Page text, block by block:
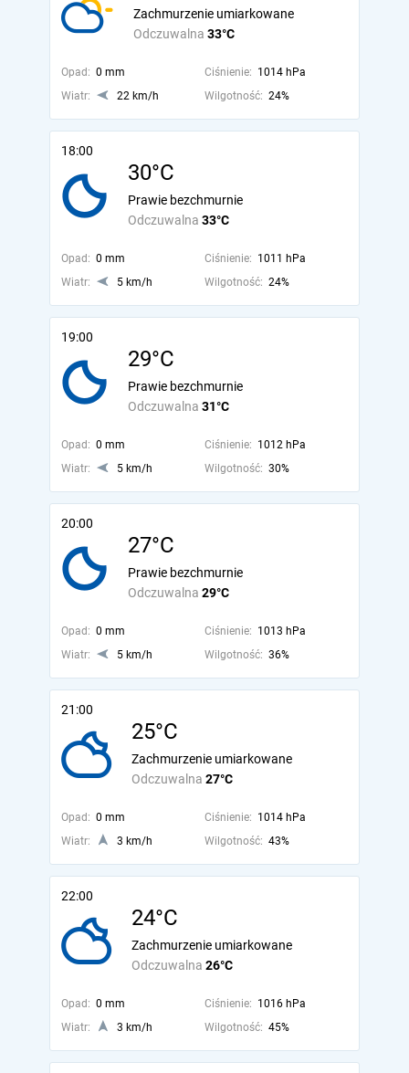
Odczuwalna 33°C
Zachmurzenie umiarkowane
Opad: 0 mm Ciśnienie: 1014 hPa
Wiatr:
22 km/h Wilgotność: 24%
18:00
30°C
Odczuwalna 33°C
Prawie bezchmurnie
Opad: 0 mm Ciśnienie: 1011 hPa
Wiatr:
5 km/h Wilgotność: 24%
19:00
29°C
Odczuwalna 31°C
Prawie bezchmurnie
Opad: 0 mm Ciśnienie: 1012 hPa
Wiatr:
5 km/h Wilgotność: 30%
20:00
27°C
Odczuwalna 29°C
Prawie bezchmurnie
Opad: 0 mm Ciśnienie: 1013 hPa
Wiatr:
5 km/h Wilgotność: 36%
21:00
25°C
Odczuwalna 27°C
Zachmurzenie umiarkowane
Opad: 0 mm Ciśnienie: 1014 hPa
Wiatr:
3 km/h Wilgotność: 43%
22:00
24°C
Odczuwalna 26°C
Zachmurzenie umiarkowane
Opad: 0 mm Ciśnienie: 1016 hPa
Wiatr:
3 km/h Wilgotność: 45%